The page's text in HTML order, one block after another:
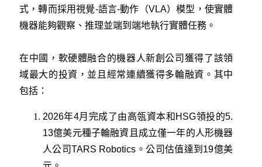
式，轉而採用視覺-語言-動作（VLA）模型，使實體
機器能夠觀察、推理並端到端地執行實體任務。
在中國，軟硬體融合的機器人新創公司獲得了該領
域最大的投資，並且經常連續獲得多輪融資。其中
包括：
2026年4月完成了由高瓴資本和HSG領投的5.
13億美元種子輪融資且成立僅一年的人形機器
人公司TARS Robotics。公司估值達到19億美